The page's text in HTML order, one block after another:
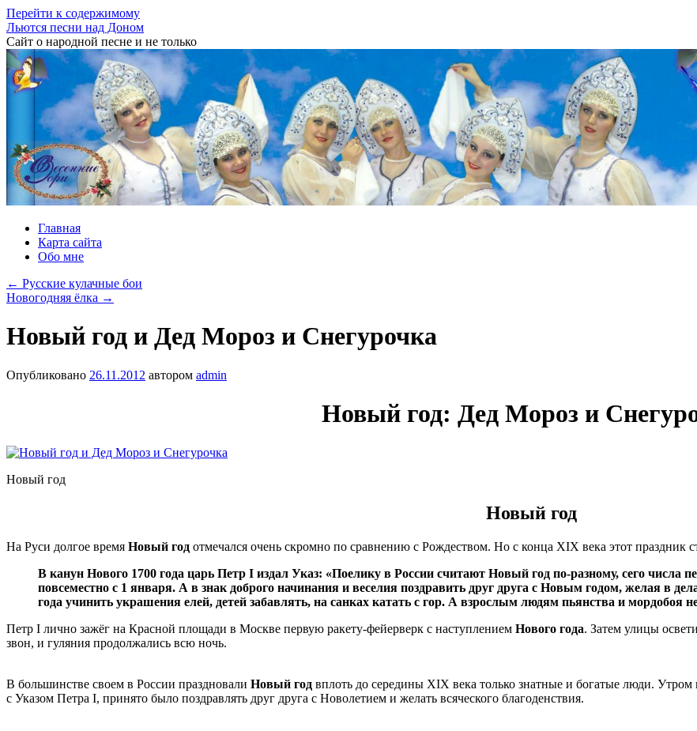
Перейти к содержимому
Льются песни над Доном
Сайт о народной песне и не только
Главная
Карта сайта
Обо мне
← Русские кулачные бои
Новогодняя ёлка →
Новый год и Дед Мороз и Снегурочка
Опубликовано 26.11.2012 автором admin
Новый год: Дед Мороз и
Новый год
Новый год
На Руси долгое время Новый год отмечался очень скромно по сравнению с Рождеством. Но с конца XIX века этот
В канун Нового 1700 года царь Петр I издал Указ: «Поелику в России считают Новый год по-разному, сего числа
повсеместно с 1 января. А в знак доброго начинания и веселия поздравить друг друга с Новым годом, желая в
года учинить украшения елей, детей забавлять, на санках катать с гор. А взрослым людям пьянства и мордобоя
Петр I лично зажёг на Красной площади в Москве первую ракету-фейерверк с наступлением Нового года. Затем улицы
звон, и гуляния продолжались всю ночь.
В большинстве своем в России праздновали Новый год вплоть до середины XIX века только знатные и богатые люди.
с Указом Петра I, принято было поздравлять друг друга с Новолетием и желать всяческого благоденствия.